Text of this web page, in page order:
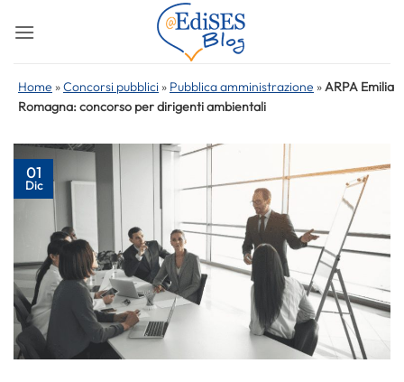
Home »Concorsi pubblici » Pubblica amministrazione »ARPA Emilia
Romagna: concorso per dirigenti ambientali
01
Dic